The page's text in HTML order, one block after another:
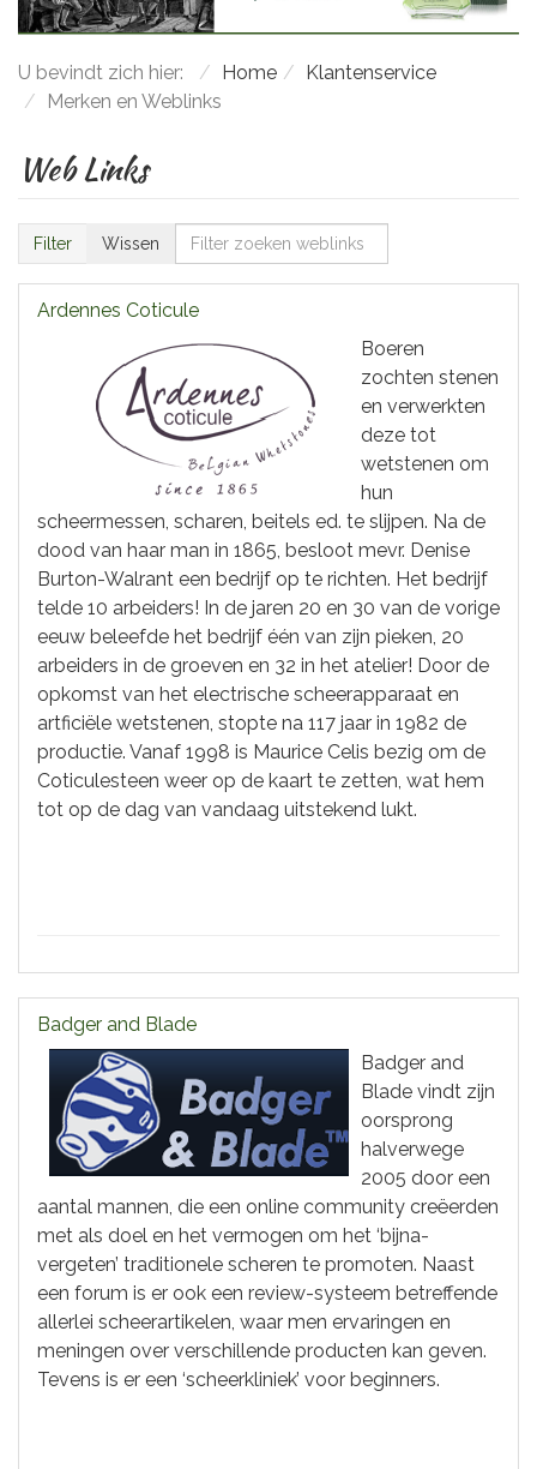
U bevindt zich hier: Home
Klantenservice
Merken en Weblinks
Web Links
Filter
zoeken
Filter Wissen
Ardennes Coticule
Boeren
zochten stenen
en verwerkten
deze tot
wetstenen om
hun
scheermessen, scharen, beitels ed. te slijpen. Na de
dood van haar man in 1865, besloot mevr. Denise
Burton-Walrant een bedrijf op te richten. Het bedrijf
telde 10 arbeiders! In de jaren 20 en 30 van de vorige
eeuw beleefde het bedrijf één van zijn pieken, 20
arbeiders in de groeven en 32 in het atelier! Door de
opkomst van het electrische scheerapparaat en
artficiële wetstenen, stopte na 117 jaar in 1982 de
productie. Vanaf 1998 is Maurice Celis bezig om de
Coticulesteen weer op de kaart te zetten, wat hem
tot op de dag van vandaag uitstekend lukt.
Badger and Blade
Badger and
Blade vindt zijn
oorsprong
halverwege
2005 door een
aantal mannen, die een online community creëerden
met als doel en het vermogen om het ‘bijna-
vergeten’ traditionele scheren te promoten. Naast
een forum is er ook een review-systeem betreffende
allerlei scheerartikelen, waar men ervaringen en
meningen over verschillende producten kan geven.
Tevens is er een ‘scheerkliniek’ voor beginners.